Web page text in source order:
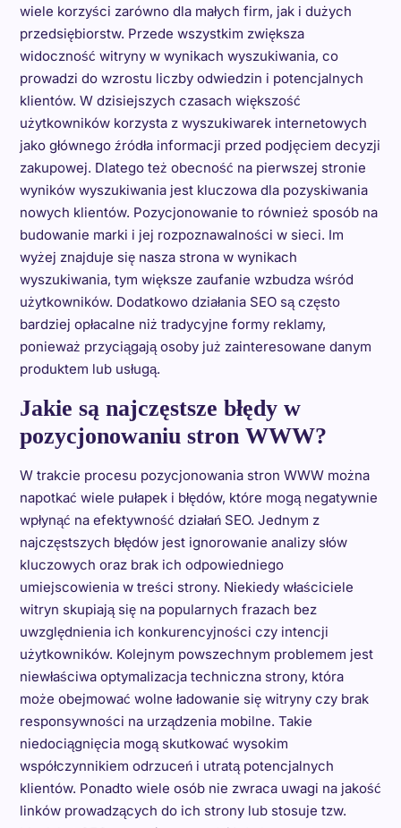
wiele korzyści zarówno dla małych firm, jak i dużych
przedsiębiorstw. Przede wszystkim zwiększa
widoczność witryny w wynikach wyszukiwania, co
prowadzi do wzrostu liczby odwiedzin i potencjalnych
klientów. W dzisiejszych czasach większość
użytkowników korzysta z wyszukiwarek internetowych
jako głównego źródła informacji przed podjęciem decyzji
zakupowej. Dlatego też obecność na pierwszej stronie
wyników wyszukiwania jest kluczowa dla pozyskiwania
nowych klientów. Pozycjonowanie to również sposób na
budowanie marki i jej rozpoznawalności w sieci. Im
wyżej znajduje się nasza strona w wynikach
wyszukiwania, tym większe zaufanie wzbudza wśród
użytkowników. Dodatkowo działania SEO są często
bardziej opłacalne niż tradycyjne formy reklamy,
ponieważ przyciągają osoby już zainteresowane danym
produktem lub usługą.
Jakie są najczęstsze błędy w
pozycjonowaniu stron WWW?
W trakcie procesu pozycjonowania stron WWW można
napotkać wiele pułapek i błędów, które mogą negatywnie
wpłynąć na efektywność działań SEO. Jednym z
najczęstszych błędów jest ignorowanie analizy słów
kluczowych oraz brak ich odpowiedniego
umiejscowienia w treści strony. Niekiedy właściciele
witryn skupiają się na popularnych frazach bez
uwzględnienia ich konkurencyjności czy intencji
użytkowników. Kolejnym powszechnym problemem jest
niewłaściwa optymalizacja techniczna strony, która
może obejmować wolne ładowanie się witryny czy brak
responsywności na urządzenia mobilne. Takie
niedociągnięcia mogą skutkować wysokim
współczynnikiem odrzuceń i utratą potencjalnych
klientów. Ponadto wiele osób nie zwraca uwagi na jakość
linków prowadzących do ich strony lub stosuje tzw.